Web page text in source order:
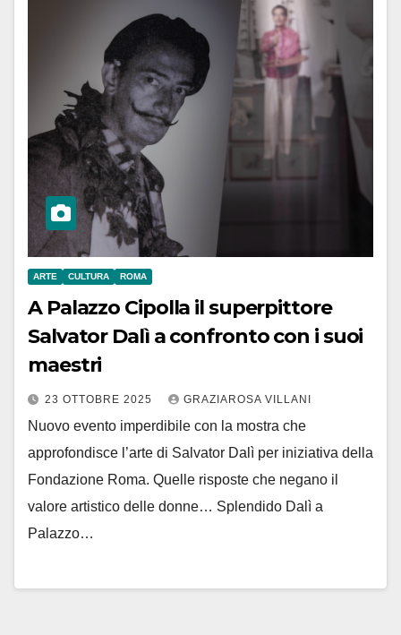
ARTE CULTURA ROMA
A Palazzo Cipolla il superpittore
Salvator Dalì a confronto con i suoi
maestri
23 OTTOBRE 2025 GRAZIAROSA VILLANI
Nuovo evento imperdibile con la mostra che
approfondisce l’arte di Salvator Dalì per iniziativa della
Fondazione Roma. Quelle risposte che negano il
valore artistico delle donne… Splendido Dalì a
Palazzo…